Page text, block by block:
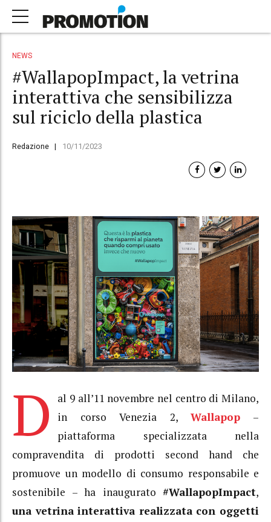
NEWS
#WallapopImpact, la vetrina
interattiva che sensibilizza
sul riciclo della plastica
Redazione 10/11/2023
D
al 9 all’11 novembre nel centro di Milano,
in corso Venezia 2,Wallapop –
piattaforma specializzata nella
compravendita di prodotti second hand che
promuove un modello di consumo responsabile e
sostenibile – ha inaugurato #WallapopImpact,
una vetrina interattiva realizzata con oggetti